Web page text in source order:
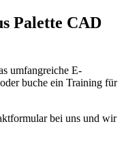
Palette CAD
umfangreiche E-
buche ein Training für
bei uns und wir